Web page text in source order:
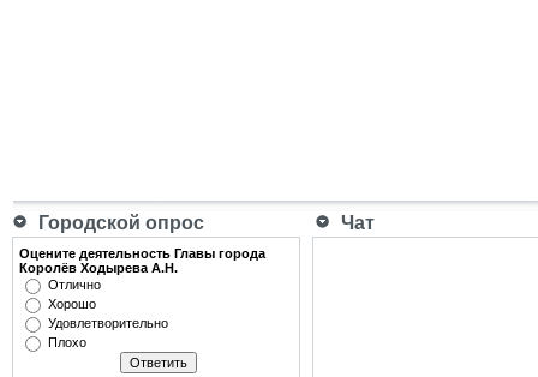
Городской опрос Чат
Оцените деятельность Главы города
Королёв Ходырева А.Н.
Отлично
Хорошо
Удовлетворительно
Плохо